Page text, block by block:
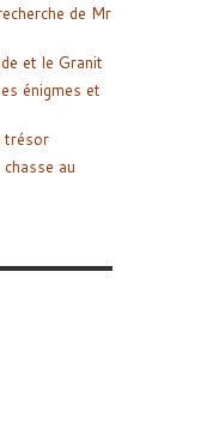
de Mr
et le Granit
énigmes et
trésor
au